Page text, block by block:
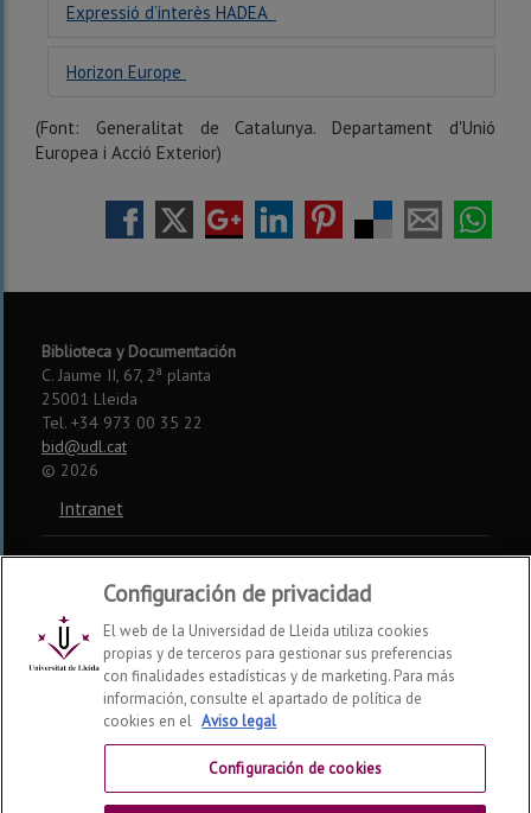
Expressió d’interès HADEA
Horizon Europe
(Font: Generalitat de Catalunya. Departament d'Unió
Europea i Acció Exterior)
Biblioteca y Documentación
C. Jaume II, 67, 2a planta
25001 Lleida
Tel. +34 973 00 35 22
bid@udl.cat
© 2026
Intranet
Aviso legal
Accesibilidad
Somos miembros de:
REBIUN CRUE
Redes sociales
Configuración de privacidad
El web de la Universidad de Lleida utiliza cookies
propias y de terceros para gestionar sus preferencias
con finalidades estadísticas y de marketing. Para más
información, consulte el apartado de política de
cookies en el Aviso legal
Configuración de cookies